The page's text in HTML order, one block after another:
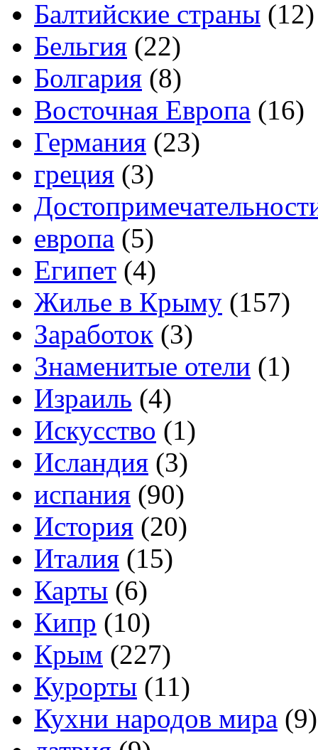
Балтийские страны (12)
Бельгия (22)
Болгария (8)
Восточная Европа (16)
Германия (23)
греция (3)
европа (5)
Египет (4)
Жилье в Крыму (157)
Заработок (3)
Знаменитые отели (1)
Израиль (4)
Искусство (1)
Исландия (3)
испания (90)
История (20)
Италия (15)
Карты (6)
Кипр (10)
Крым (227)
Курорты (11)
Кухни народов мира (9)